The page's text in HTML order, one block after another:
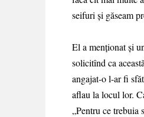
seifuri și găseam
El a menționat și
solicitînd ca
angajat-o l-ar fi
aflau la locul lor.
„Pentru ce trebuia